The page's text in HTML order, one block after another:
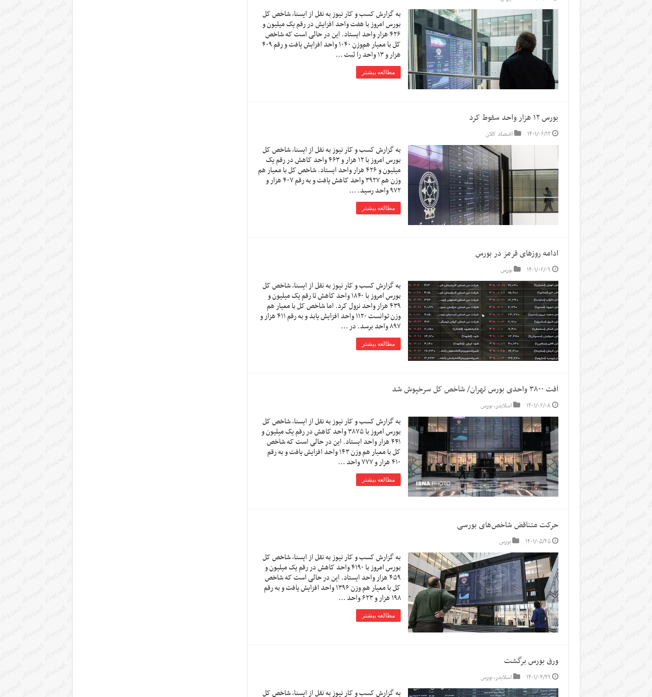
به گزارش کسب و کار نیوز به نقل از ایسنا، شاخص کل
بورس امروز با هفت واحد افزایش در رقم یک میلیون و
۴۲۶ هزار واحد ایستاد. این در حالی است که شاخص
کل با معیار هم‌وزن ۱۰۴۰ واحد افزایش یافت و رقم ۴۰۹
هزار و ۱۳ واحد را ثبت …
مطالعه بیشتر
بورس ۱۲ هزار واحد سقوط کرد
۱۴۰۱/۰۶/۱۲ اقتصاد کلان
به گزارش کسب و کار نیوز به نقل از ایسنا، شاخص کل
بورس امروز با ۱۲ هزار و ۴۶۳ واحد کاهش در رقم یک
میلیون و ۴۲۶ هزار واحد ایستاد. شاخص کل با معیار هم
وزن هم ۳۹۲۷ واحد کاهش یافت و به رقم ۴۰۷ هزار و
۹۷۲ واحد رسید. …
مطالعه بیشتر
ادامه روزهای قرمز در بورس
۱۴۰۱/۰۶/۰۹ بورس
به گزارش کسب و کار نیوز به نقل از ایسنا، شاخص کل
بورس امروز با ۱۸۴۰ واحد کاهش تا رقم یک میلیون و
۴۳۹ هزار واحد نزول کرد. اما شاخص کل با معیار هم
وزن توانست ۱۱۲۰ واحد افزایش یابد و به رقم ۴۱۱ هزار و
۸۹۷ واحد برسد. در …
مطالعه بیشتر
افت ۳۸۰۰ واحدی بورس تهران/ شاخص کل سرخپوش شد
۱۴۰۱/۰۶/۰۸ اسلایدر,بورس
به گزارش کسب و کار نیوز به نقل از ایسنا، شاخص کل
بورس امروز با ۳۸۷۵ واحد کاهش در رقم یک میلیون و
۴۴۱ هزار واحد ایستاد. این در حالی است که شاخص
کل با معیار هم وزن ۱۴۳ واحد افزایش یافت و به رقم
۴۱۰ هزار و ۷۷۷ واحد …
مطالعه بیشتر
حرکت متناقض شاخص‌های بورسی
۱۴۰۱/۰۵/۲۵ بورس
به گزارش کسب و کار نیوز به نقل از ایسنا، شاخص کل
بورس امروز با ۴۱۹۰ واحد کاهش در رقم یک میلیون و
۴۵۹ هزار واحد ایستاد. این در حالی است که شاخص
کل با معیار هم وزن ۱۳۹۶ واحد افزایش یافت و به رقم
۱۹۸ هزار و ۶۲۳ واحد …
مطالعه بیشتر
ورق بورس برگشت
۱۴۰۱/۰۴/۲۹ اسلایدر,بورس
به گزارش کسب و کار نیوز به نقل از ایسنا، شاخص کل